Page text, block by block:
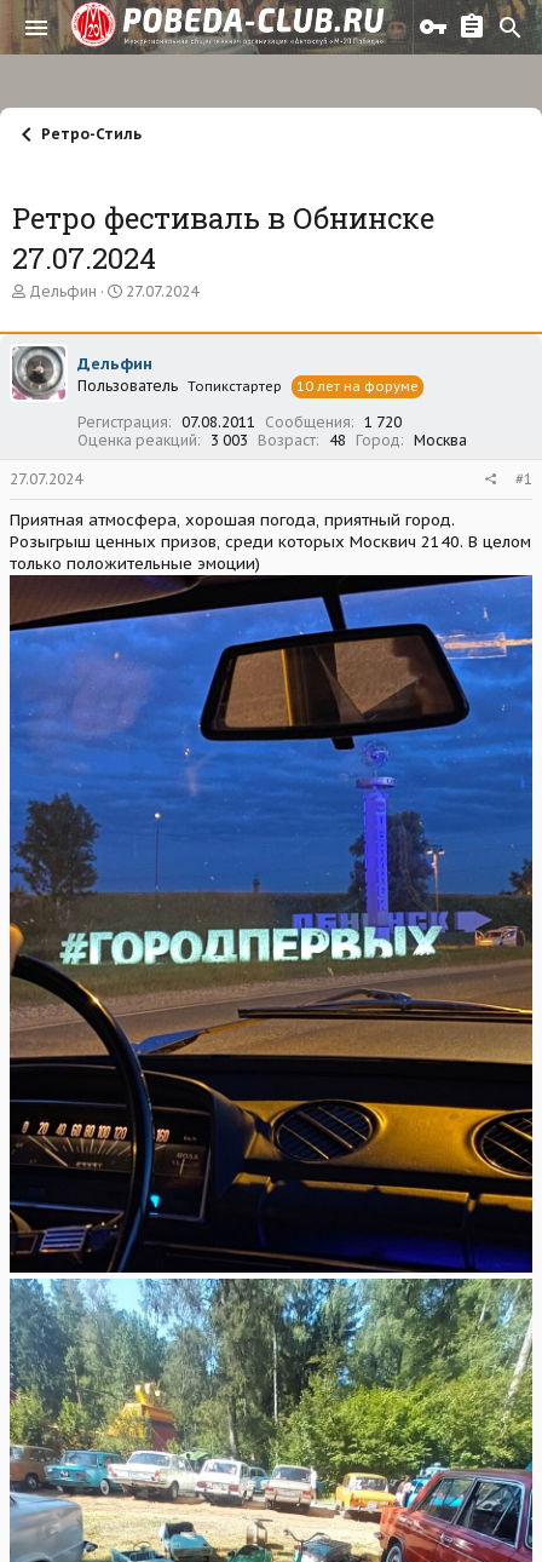
Ретро-Стиль
Ретро фестиваль в Обнинске
27.07.2024
А
т
о
р
т
Дельфин
Д
т
н
а
а
л
а
27.07.2024
Дельфин
Пользователь Топикстартер 10 лет на форуме
Регистрация 07.08.2011 Сообщения
1 720
Оценка реакций
3 003 Возраст 48 Город Москва
27.07.2024 #1
Приятная атмосфера, хорошая погода, приятный город.
Розыгрыш ценных призов, среди которых Москвич 2140. В целом
только положительные эмоции)